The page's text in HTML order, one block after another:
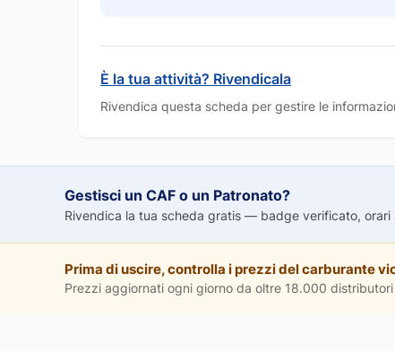
È la tua attività? Rivendicala
Rivendica questa scheda per gestire le
Gestisci un CAF o un Patronato?
Rivendica la tua scheda gratis — badge verificato, orari
Prima di uscire, controlla i prezzi del carburante
Prezzi aggiornati ogni giorno da oltre 18.000